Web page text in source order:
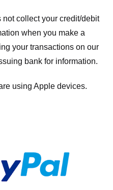
not collect your credit/debit
when you make a
your transactions on our
bank for information.
using Apple devices.